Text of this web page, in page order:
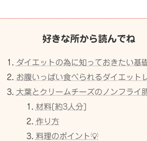
好きな所から読んでね
ダイエットの為に知っておきたい基
お腹いっぱい食べられるダイエット
大葉とクリームチーズのノンフライ
材料[約3人分]
作り方
料理のポイント💡